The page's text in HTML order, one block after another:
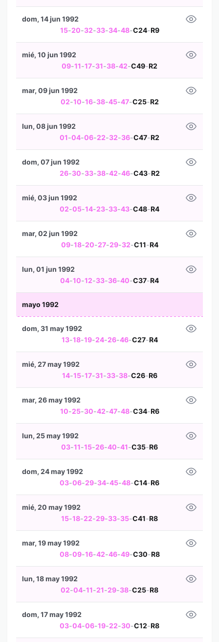
15-20-32-33-34-48-C24-R9
dom, 14 jun 1992
09-11-17-31-38-42-C49-R2
mié, 10 jun 1992
02-10-16-38-45-47-C25-R2
mar, 09 jun 1992
01-04-06-22-32-36-C47-R2
lun, 08 jun 1992
26-30-33-38-42-46-C43-R2
dom, 07 jun 1992
02-05-14-23-33-43-C48-R4
mié, 03 jun 1992
09-18-20-27-29-32-C11-R4
mar, 02 jun 1992
04-10-12-33-36-40-C37-R4
lun, 01 jun 1992
mayo 1992
13-18-19-24-26-46-C27-R4
dom, 31 may 1992
14-15-17-31-33-38-C26-R6
mié, 27 may 1992
10-25-30-42-47-48-C34-R6
mar, 26 may 1992
03-11-15-26-40-41-C35-R6
lun, 25 may 1992
03-06-29-34-45-48-C14-R6
dom, 24 may 1992
15-18-22-29-33-35-C41-R8
mié, 20 may 1992
08-09-16-42-46-49-C30-R8
mar, 19 may 1992
02-04-11-21-29-38-C25-R8
lun, 18 may 1992
03-04-06-19-22-30-C12-R8
dom, 17 may 1992